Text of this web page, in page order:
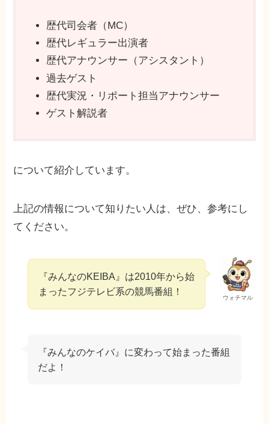
歴代司会者（MC）
歴代レギュラー出演者
歴代アナウンサー（アシスタント）
過去ゲスト
歴代実況・リポート担当アナウンサー
ゲスト解説者
について紹介しています。
上記の情報について知りたい人は、ぜひ、参考にし
てください。
ウォチマル
『みんなのKEIBA』は2010年から始
まったフジテレビ系の競馬番組！
『みんなのケイバ』に変わって始まった番組
だよ！